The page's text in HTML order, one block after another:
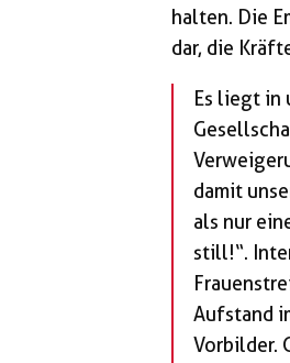
halten. Die
dar, die
Es liegt in
damit
als nur
still!“.
Aufstand
Vorbilder.